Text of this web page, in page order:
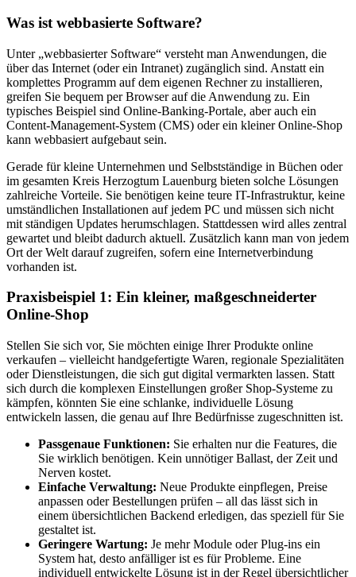
Was ist webbasierte Software?
Unter „webbasierter Software“ versteht man Anwendungen, die
über das Internet (oder ein Intranet) zugänglich sind. Anstatt ein
komplettes Programm auf dem eigenen Rechner zu installieren,
greifen Sie bequem per Browser auf die Anwendung zu. Ein
typisches Beispiel sind Online-Banking-Portale, aber auch ein
Content-Management-System (CMS) oder ein kleiner Online-Shop
kann webbasiert aufgebaut sein.
Gerade für kleine Unternehmen und Selbstständige in Büchen oder
im gesamten Kreis Herzogtum Lauenburg bieten solche Lösungen
zahlreiche Vorteile. Sie benötigen keine teure IT-Infrastruktur, keine
umständlichen Installationen auf jedem PC und müssen sich nicht
mit ständigen Updates herumschlagen. Stattdessen wird alles zentral
gewartet und bleibt dadurch aktuell. Zusätzlich kann man von jedem
Ort der Welt darauf zugreifen, sofern eine Internetverbindung
vorhanden ist.
Praxisbeispiel 1: Ein kleiner, maßgeschneiderter
Online-Shop
Stellen Sie sich vor, Sie möchten einige Ihrer Produkte online
verkaufen – vielleicht handgefertigte Waren, regionale Spezialitäten
oder Dienstleistungen, die sich gut digital vermarkten lassen. Statt
sich durch die komplexen Einstellungen großer Shop-Systeme zu
kämpfen, könnten Sie eine schlanke, individuelle Lösung
entwickeln lassen, die genau auf Ihre Bedürfnisse zugeschnitten ist.
Passgenaue Funktionen: Sie erhalten nur die Features, die
Sie wirklich benötigen. Kein unnötiger Ballast, der Zeit und
Nerven kostet.
Einfache Verwaltung: Neue Produkte einpflegen, Preise
anpassen oder Bestellungen prüfen – all das lässt sich in
einem übersichtlichen Backend erledigen, das speziell für Sie
gestaltet ist.
Geringere Wartung: Je mehr Module oder Plug-ins ein
System hat, desto anfälliger ist es für Probleme. Eine
individuell entwickelte Lösung ist in der Regel übersichtlicher